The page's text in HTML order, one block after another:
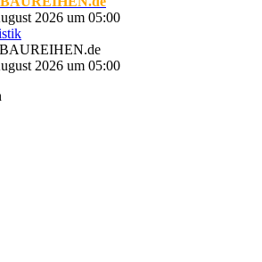
2026 um 05:00
2026 um 05:00